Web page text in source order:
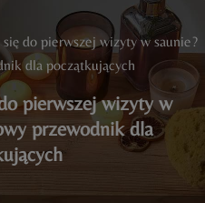
się do pierwszej wizyty w saunie?
dla początkujących
pierwszej wizyty w
przewodnik dla